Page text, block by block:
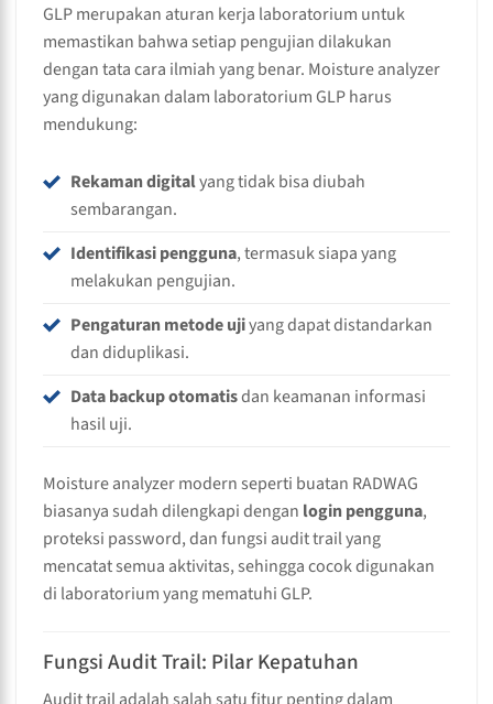
GLP merupakan aturan kerja laboratorium untuk
memastikan bahwa setiap pengujian dilakukan
dengan tata cara ilmiah yang benar. Moisture analyzer
yang digunakan dalam laboratorium GLP harus
mendukung:
Rekaman digitalyang tidak bisa diubah
sembarangan.
Identifikasi pengguna, termasuk siapa yang
melakukan pengujian.
Pengaturan metode ujiyang dapat distandarkan
dan diduplikasi.
Data backup otomatisdan keamanan informasi
hasil uji.
Moisture analyzer modern seperti buatan RADWAG
biasanya sudah dilengkapi dengan login pengguna,
proteksi password, dan fungsi audit trail yang
mencatat semua aktivitas, sehingga cocok digunakan
di laboratorium yang mematuhi GLP.
Fungsi Audit Trail: Pilar Kepatuhan